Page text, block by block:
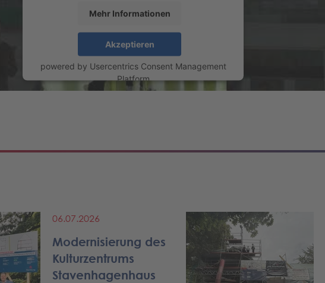
Mehr Informationen
Akzeptieren
powered by Usercentrics Consent Management
Platform
06.07.2026
Modernisierung des
Kulturzentrums
Stavenhagenhaus